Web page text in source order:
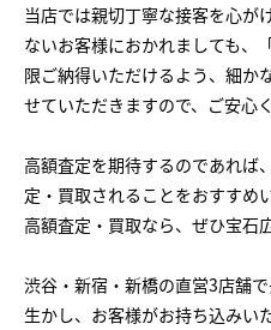
当店では親切丁寧な接客を心が
ないお客様におかれましても、
限ご納得いただけるよう、細か
せていただきますので、ご安心
高額査定を期待するのであれば
定・買取されることをおすすめ
高額査定・買取なら、ぜひ宝石
渋谷・新宿・新橋の直営3店舗
生かし、お客様がお持ち込みい